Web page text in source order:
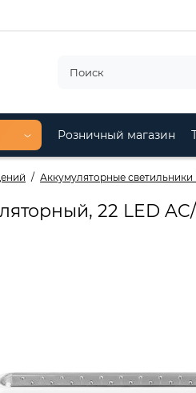
Розничный магазин
Аккумуляторные светильники
22 LED